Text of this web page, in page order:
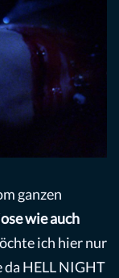
ganzen
wie auch
ich hier nur
HELL NIGHT